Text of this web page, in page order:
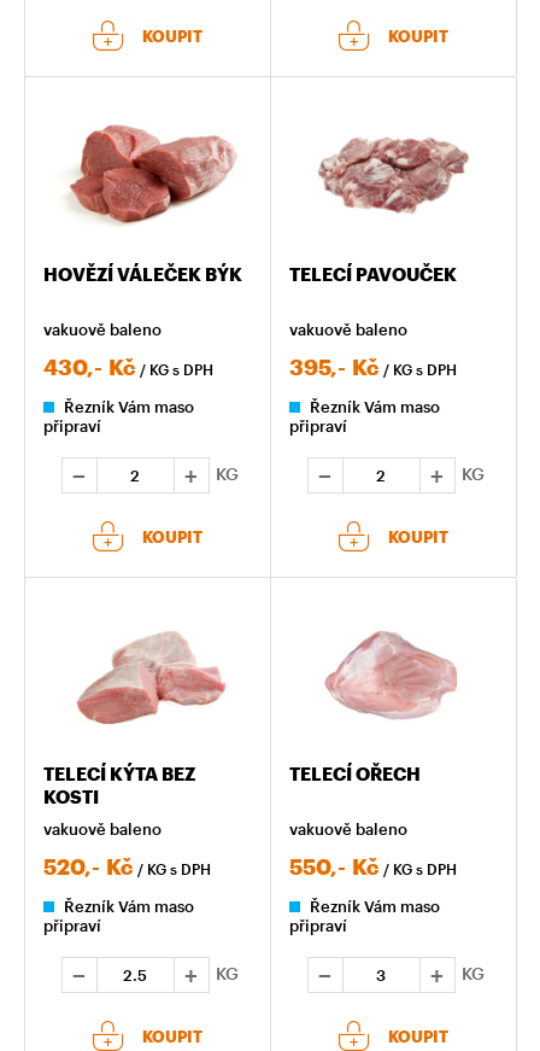
KOUPIT KOUPIT
HOVĚZÍ VÁLEČEK BÝK
vakuově baleno
430,- Kč / KG s DPH
Řezník Vám maso
připraví
KG
KOUPIT
TELECÍ PAVOUČEK
vakuově baleno
395,- Kč / KG s DPH
Řezník Vám maso
připraví
KG
KOUPIT
TELECÍ KÝTA BEZ
KOSTI
vakuově baleno
520,- Kč / KG s DPH
Řezník Vám maso
připraví
KG
KOUPIT
TELECÍ OŘECH
vakuově baleno
550,- Kč / KG s DPH
Řezník Vám maso
připraví
KG
KOUPIT